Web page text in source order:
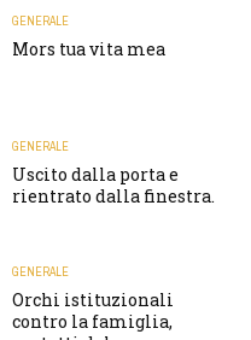
GENERALE
Mors tua vita mea
GENERALE
Uscito dalla porta e
rientrato dalla finestra.
GENERALE
Orchi istituzionali
contro la famiglia,
arcigna megera e non